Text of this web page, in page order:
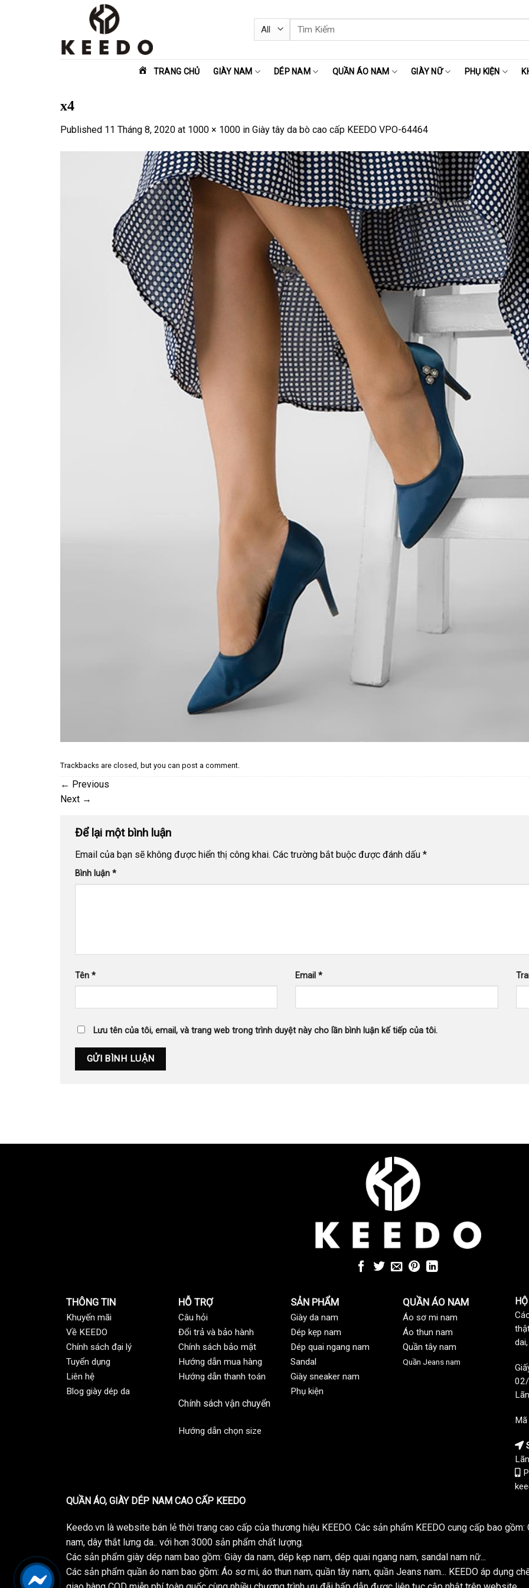
Tìm
kiếm:
TRANG CHỦ GIÀY NAM DÉP NAM QUẦN ÁO NAM GIÀY NỮ PHỤ KIỆN
x4
Published 11 Tháng 8, 2020 at 1000 × 1000 in Giày tây da bò cao cấp KEEDO VPO-64464
Trackbacks are closed, but you can post a comment.
← Previous
Next →
Để lại một bình luận
Email của bạn sẽ không được hiển thị công khai. Các trường bắt buộc được đánh dấu *
Bình luận *
Tên * Email*
Lưu tên của tôi, email, và trang web trong trình duyệt này cho lần bình luận kế tiếp của tôi.
THÔNG TIN
Khuyến mãi
Về KEEDO
Chính sách đại lý
Tuyển dụng
Liên hệ
Blog giày dép da
HỖ TRỢ
Câu hỏi
Đổi trả và bảo hành
Chính sách bảo mật
Hướng dẫn mua hàng
Hướng dẫn thanh toán
Chính sách vận chuyển
Hướng dẫn chọn size
SẢN PHẨM
Giày da nam
Dép kẹp nam
Dép quai ngang nam
Sandal
Giày sneaker nam
Phụ kiện
QUẦN ÁO NAM
Áo sơ mi nam
Áo thun nam
Quần tây nam
Quần Jeans nam
QUẦN ÁO, GIÀY DÉP NAM CAO CẤP KEEDO
Keedo.vn là website bán lẻ thời trang cao cấp của thương hiệu KEEDO. Các sản phẩm KEEDO cung cấp bao
nam, dây thắt lưng da.. với hơn 3000 sản phẩm chất lượng.
Các sản phẩm giày dép nam bao gồm: Giày da nam, dép kẹp nam, dép quai ngang nam, sandal nam nữ...
Các sản phẩm quần áo nam bao gồm: Áo sơ mi, áo thun nam, quần tây nam, quần Jeans nam... KEEDO áp dụng